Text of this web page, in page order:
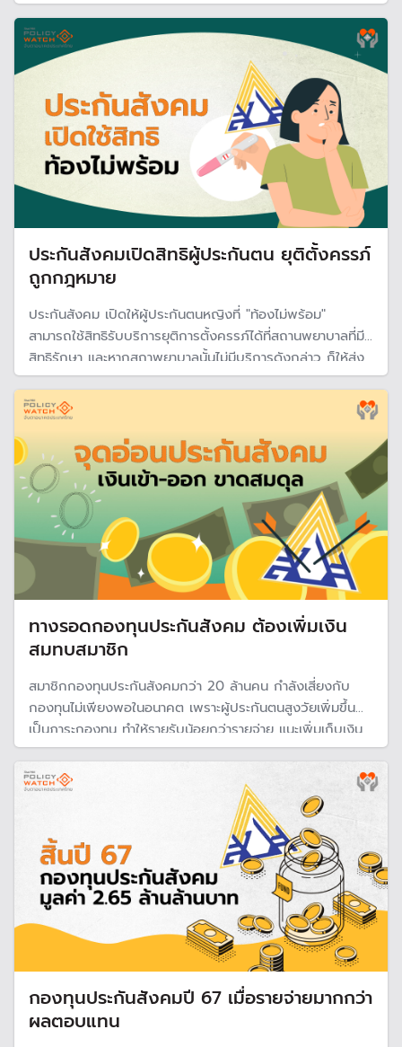
270 บาท คาดเริ่มบังคับใช้ในต้นปี 69
ประกันสังคมเปิดสิทธิผู้ประกันตน ยุติตั้งครรภ์
ถูกกฎหมาย
ประกันสังคม เปิดให้ผู้ประกันตนหญิงที่ "ท้องไม่พร้อม"
สามารถใช้สิทธิรับบริการยุติการตั้งครรภ์ได้ที่สถานพยาบาลที่มี
สิทธิรักษา และหากสถาพยาบาลนั้นไม่มีบริการดังกล่าว ก็ให้ส่ง
ต่อไปยังสถานพยาบาลที่กรมอนามัยกำหนดโดยไม่เสียค่าใช้จ่าย
ทางรอดกองทุนประกันสังคม ต้องเพิ่มเงิน
สมทบสมาชิก
สมาชิกกองทุนประกันสังคมกว่า 20 ล้านคน กำลังเสี่ยงกับ
กองทุนไม่เพียงพอในอนาคต เพราะผู้ประกันตนสูงวัยเพิ่มขึ้น
เป็นภาระกองทุน ทำให้รายรับน้อยกว่ารายจ่าย แนะเพิ่มเก็บเงิน
สมทบ แยกหน่วยลงทุนให้เป็นอิสระ และปรับพอร์ตลงทุนเพิ่มสิน
ทรัพย์เสี่ยงที่หลากหลายและสัดส่วนลงทุนในต่างประเทศ
กองทุนประกันสังคมปี 67 เมื่อรายจ่ายมากกว่า
ผลตอบแทน